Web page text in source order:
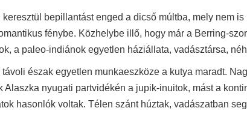
bepillantást enged a dicső múltba, mely nem
fénybe. Közhelybe illő, hogy már a Berring-
a paleo-indiánok egyetlen háziállata, vadásztársa,
észak egyetlen munkaeszköze a kutya maradt.
Alaszka nyugati partvidékén a jupik-inuitok, mást a
hasonlók voltak. Télen szánt húztak, vadászatban